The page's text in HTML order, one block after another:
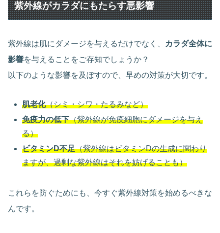
紫外線がカラダにもたらす悪影響
紫外線は肌にダメージを与えるだけでなく、
カラダ全体に
影響を与えることをご存知でしょうか？
以下のような影響を及ぼすので、早めの対策が大切です。
肌老化（シミ・シワ・たるみなど）
免疫力の低下（紫外線が免疫細胞にダメージを与え
る）
ビタミンD不足（紫外線はビタミンDの生成に関わり
ますが、過剰な紫外線はそれを妨げることも）
これらを防ぐためにも、今すぐ紫外線対策を始めるべきな
んです。